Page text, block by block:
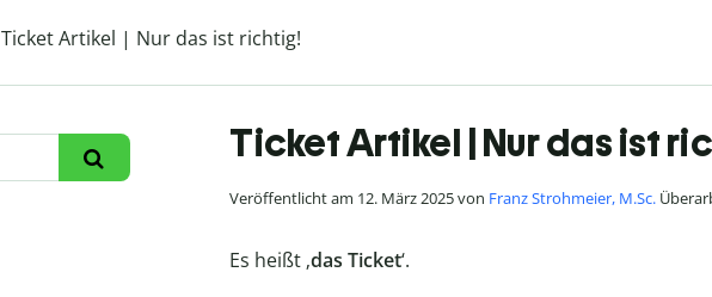
Ticket Artikel | Nur das ist richtig!
Ticket Artikel | Nur das ist
Veröffentlicht am 12. März 2025 von Franz Strohmeier, M.Sc.
Es heißt ‚das Ticket‘.